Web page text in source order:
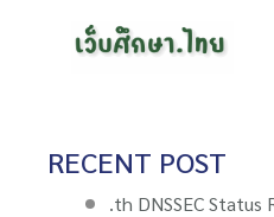
RECENT POST
.th DNSSEC Status